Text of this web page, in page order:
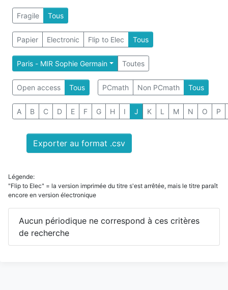
Fragile Tous
Papier Electronic Flip to Elec Tous
Paris - MIR Sophie Germain Toutes
Open access Tous PCmath Non PCmath Tous
A B C D E F G H I J K L M N O P
Exporter au format .csv
Légende:
"Flip to Elec" = la version imprimée du titre s'est arrêtée, mais le titre paraît
encore en version électronique
Aucun périodique ne correspond à ces critères
de recherche